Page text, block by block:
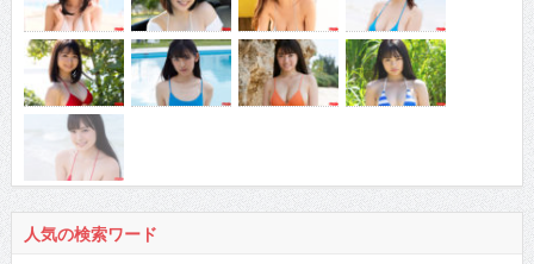
人気の検索ワード